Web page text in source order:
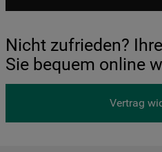
Nicht zufrieden?
Sie bequem online
Vertrag